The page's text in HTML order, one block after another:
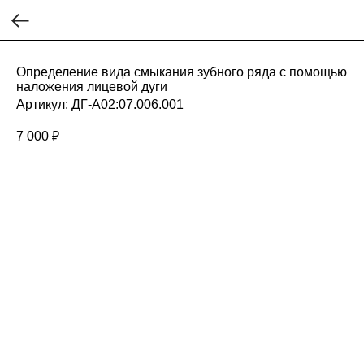
Определение вида смыкания зубного ряда с помощью
наложения лицевой дуги
Артикул: ДГ-А02:07.006.001
7 000 ₽